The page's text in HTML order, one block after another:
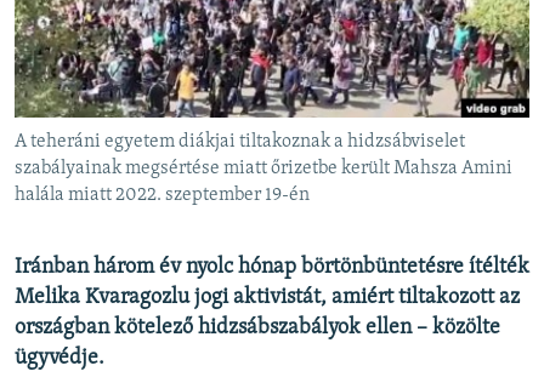
EURÓPAI UNIÓ
VILÁG
KLÍMAVÁLTOZÁS
A MÚLT TANULSÁGAI
Valamennyi RFE/RL weboldal
A teheráni egyetem diákjai tiltakoznak a hidzsábviselet
szabályainak megsértése miatt őrizetbe került Mahsza Amini
halála miatt 2022. szeptember 19-én
Iránban három év nyolc hónap börtönbüntetésre ítélték
Melika Kvaragozlu jogi aktivistát, amiért tiltakozott az
országban kötelező hidzsábszabályok ellen – közölte
ügyvédje.